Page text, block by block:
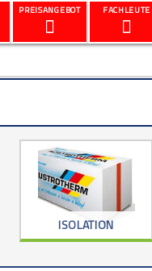
PREISANGEBOT FACHLEUTE
ISOLATION